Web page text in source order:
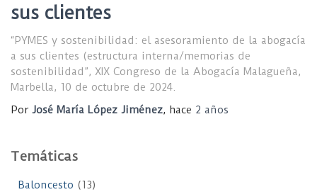
sus clientes
“PYMES y sostenibilidad: el asesoramiento de la abogacía
a sus clientes (estructura interna/memorias de
sostenibilidad”, XIX Congreso de la Abogacía Malagueña,
Marbella, 10 de octubre de 2024.
Por José María López Jiménez, hace 2 años
Temáticas
Baloncesto (13)